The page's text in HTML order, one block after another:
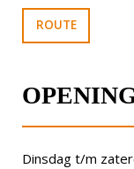
ROUTE
Dinsdag t/m